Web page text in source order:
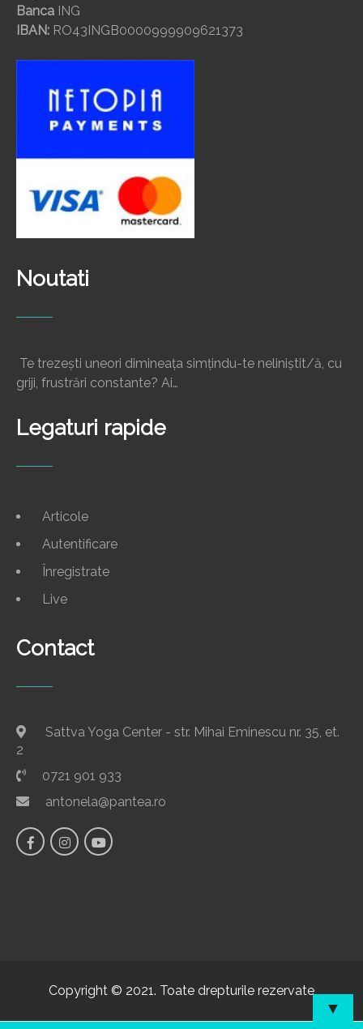
Banca ING
IBAN: RO43INGB0000999909621373
Noutati
Te trezești uneori dimineața simțindu-te neliniștit/ă, cu
griji, frustrări constante? Ai…
Legaturi rapide
Articole
Autentificare
Înregistrate
Live
Contact
Sattva Yoga Center - str. Mihai Eminescu nr. 35, et.
2
0721 901 933
antonela@pantea.ro
Copyright © 2021. Toate drepturile rezervate
▼